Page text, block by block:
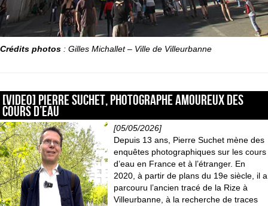
Crédits photos : Gilles Michallet – Ville de Villeurbanne
[VIDEO] Pierre Suchet, photographe amoureux des
cours d’eau
[05/05/2026]
Depuis 13 ans, Pierre Suchet mène des
enquêtes photographiques sur les cours
d’eau en France et à l’étranger. En
2020, à partir de plans du 19e siècle, il a
parcouru l’ancien tracé de la Rize à
Villeurbanne, à la recherche de traces